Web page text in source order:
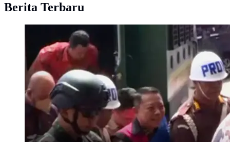
Berita Terbaru